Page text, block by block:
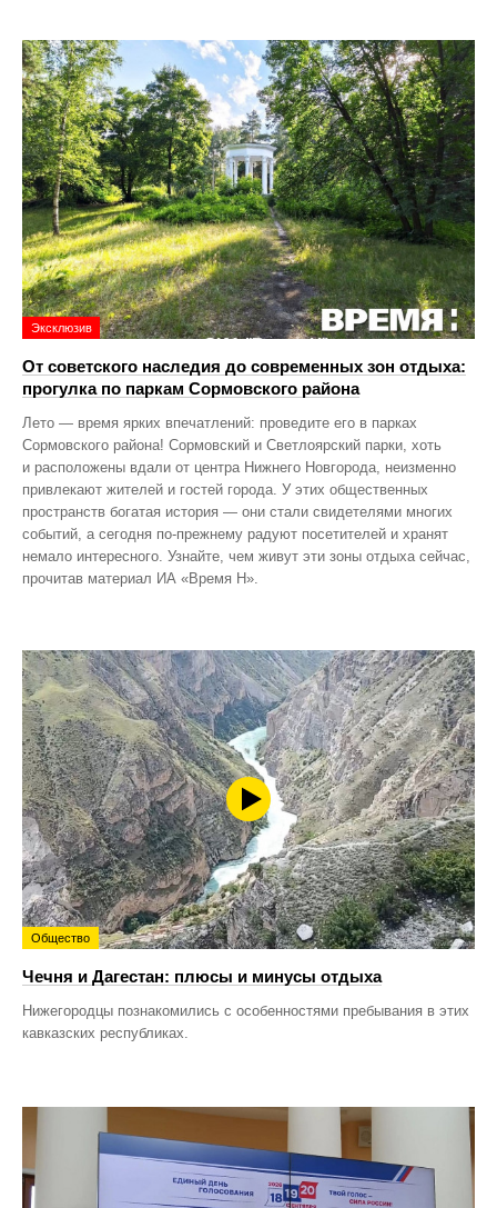
Эксклюзив
От советского наследия до современных зон отдыха:
прогулка по паркам Сормовского района
Лето — время ярких впечатлений: проведите его в парках
Сормовского района! Сормовский и Светлоярский парки, хоть
и расположены вдали от центра Нижнего Новгорода, неизменно
привлекают жителей и гостей города. У этих общественных
пространств богатая история — они стали свидетелями многих
событий, а сегодня по‑прежнему радуют посетителей и хранят
немало интересного. Узнайте, чем живут эти зоны отдыха сейчас,
прочитав материал ИА «Время Н».
Общество
Чечня и Дагестан: плюсы и минусы отдыха
Нижегородцы познакомились с особенностями пребывания в этих
кавказских республиках.